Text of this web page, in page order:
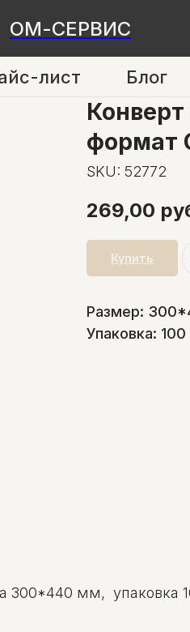
ОМ-СЕРВИС
лист Блог
формат
SKU: 52772
269,00
Купить
Размер:
Упаковка:
300*440 мм, упаковка